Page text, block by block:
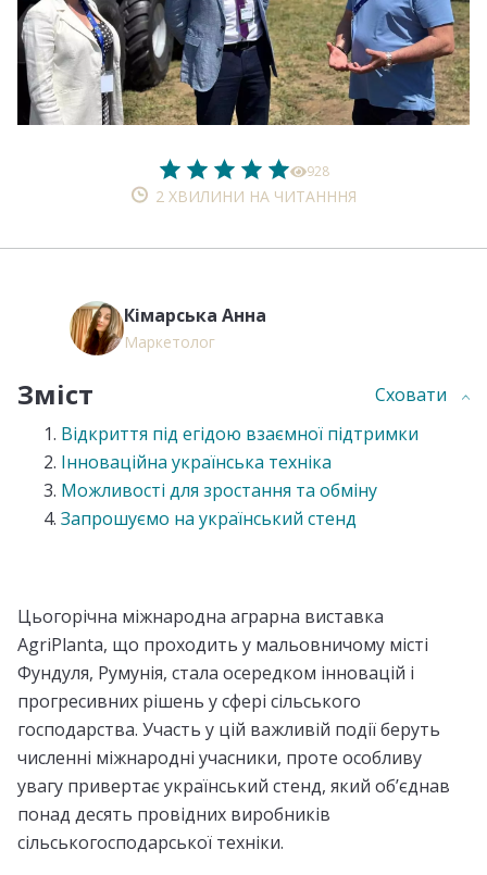
928
2 ХВИЛИНИ НА ЧИТАНННЯ
Зміст
Сховати
Відкриття під егідою взаємної підтримки
Інноваційна українська техніка
Можливості для зростання та обміну
Запрошуємо на український стенд
Кімарська Анна
Маркетолог
Цьогорічна міжнародна аграрна виставка
AgriPlanta, що проходить у мальовничому місті
Фундуля, Румунія, стала осередком інновацій і
прогресивних рішень у сфері сільського
господарства. Участь у цій важливій події беруть
численні міжнародні учасники, проте особливу
увагу привертає український стенд, який об’єднав
понад десять провідних виробників
сільськогосподарської техніки.